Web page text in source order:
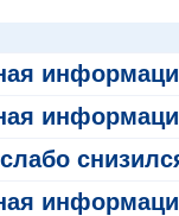
промышленности (6 августа
промышленности (5 августа 2026
неделе (27 - 31
промышленности (29 июля